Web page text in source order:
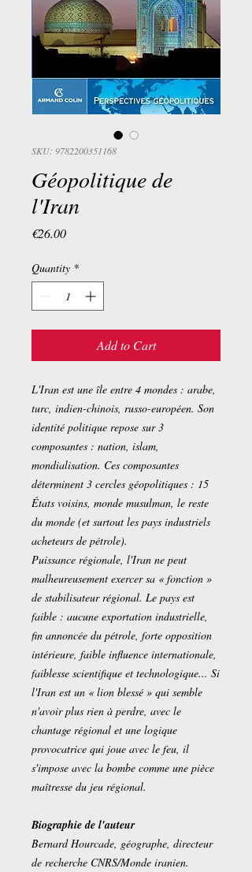
SKU: 9782200351168
Géopolitique de
l'Iran
€26.00Price
Quantity *
Add to Cart
L'Iran est une île entre 4 mondes : arabe,
turc, indien-chinois, russo-européen. Son
identité politique repose sur 3
composantes : nation, islam,
mondialisation. Ces composantes
déterminent 3 cercles géopolitiques : 15
États voisins, monde musulman, le reste
du monde (et surtout les pays industriels
acheteurs de pétrole).
Puissance régionale, l'Iran ne peut
malheureusement exercer sa « fonction »
de stabilisateur régional. Le pays est
faible : aucune exportation industrielle,
fin annoncée du pétrole, forte opposition
intérieure, faible influence internationale,
faiblesse scientifique et technologique... Si
l'Iran est un « lion blessé » qui semble
n'avoir plus rien à perdre, avec le
chantage régional et une logique
provocatrice qui joue avec le feu, il
s'impose avec la bombe comme une pièce
maîtresse du jeu régional.
Biographie de l'auteur
Bernard Hourcade, géographe, directeur
de recherche CNRS/Monde iranien.